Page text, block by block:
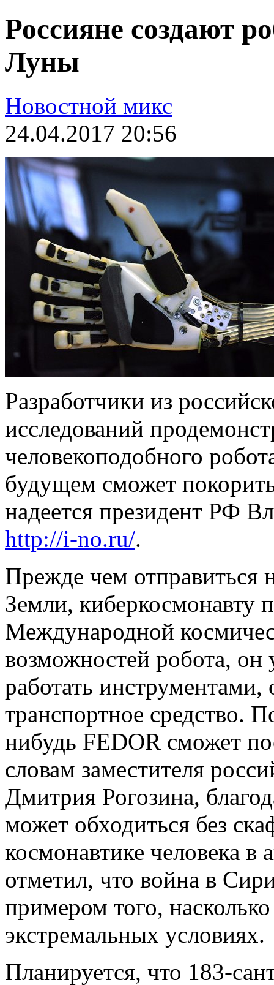
Россияне создают
Луны
Новостной микс
24.04.2017 20:56
Разработчики из
исследований
человекоподобного
будущем сможет
надеется президент РФ
http://i-no.ru/.
Прежде чем отправиться
Земли, киберкосмонавту
Международной
возможностей робота, он
работать
транспортное средство.
нибудь FEDOR сможет
словам заместителя
Дмитрия Рогозина,
может обходиться без
космонавтике человека в
отметил, что война в
примером того,
экстремальных условиях.
Планируется, что 183-